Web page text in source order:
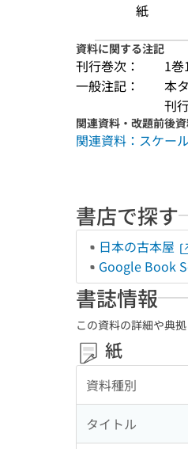
紙
資料に関する注記
刊行巻次：
1巻
一般注記：
本
刊
関連資料・改題前後
関連資料：スケー
書店で探す
日本の古本屋
Google Book
書誌情報
この資料の詳細や典
紙
資料種別
タイトル